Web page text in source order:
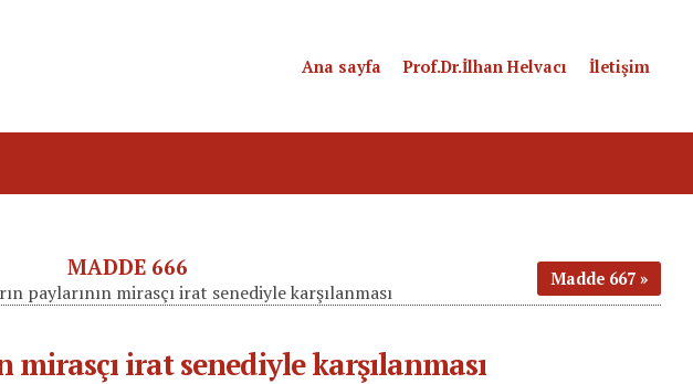
Ana sayfa Prof.Dr.İlhan Helvacı İletişim
MADDE 666
paylarının mirasçı irat senediyle karşılanması
Madde 667
mirasçı irat senediyle karşılanması